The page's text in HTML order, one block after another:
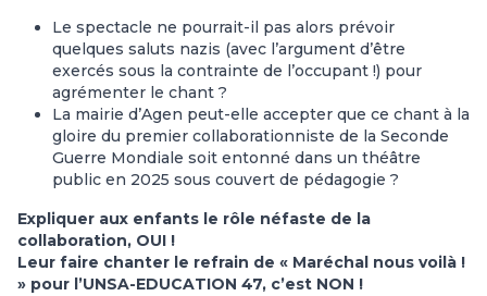
Le spectacle ne pourrait-il pas alors prévoir
quelques saluts nazis (avec l’argument d’être
exercés sous la contrainte de l’occupant !) pour
agrémenter le chant ?
La mairie d’Agen peut-elle accepter que ce chant à la
gloire du premier collaborationniste de la Seconde
Guerre Mondiale soit entonné dans un théâtre
public en 2025 sous couvert de pédagogie ?
Expliquer aux enfants le rôle néfaste de la
collaboration, OUI !
Leur faire chanter le refrain de « Maréchal nous voilà !
» pour l’UNSA-EDUCATION 47, c’est NON !